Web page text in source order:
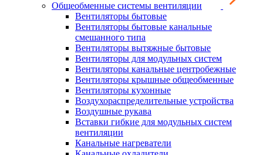
Общеобменные системы вентиляции
Вентиляторы бытовые
Вентиляторы бытовые канальные
смешанного типа
Вентиляторы вытяжные бытовые
Вентиляторы для модульных систем
Вентиляторы канальные центробежные
Вентиляторы крышные общеобменные
Вентиляторы кухонные
Воздухораспределительные устройства
Воздушные рукава
Вставки гибкие для модульных систем
вентиляции
Канальные нагреватели